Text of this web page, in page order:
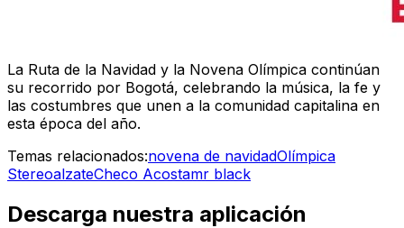
La Ruta de la Navidad y la Novena Olímpica continúan
su recorrido por Bogotá, celebrando la música, la fe y
las costumbres que unen a la comunidad capitalina en
esta época del año.
Temas relacionados:novena de navidadOlímpica
StereoalzateCheco Acostamr black
Descarga nuestra aplicación